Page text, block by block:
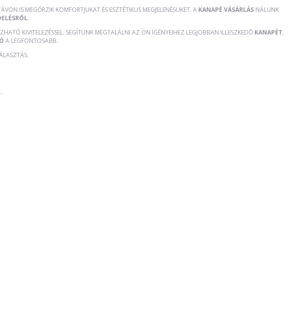
IS MEGŐRZIK KOMFORTJUKAT ÉS ESZTÉTIKUS MEGJELENÉSÜKET. A KANAPÉ VÁSÁRLÁS NÁLUNK
.
KIVITELEZÉSSEL. SEGÍTÜNK MEGTALÁLNI AZ ÖN IGÉNYEIHEZ LEGJOBBAN ILLESZKEDŐ KANAPÉT,
A LEGFONTOSABB.